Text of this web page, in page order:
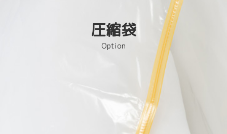
圧縮袋
Option